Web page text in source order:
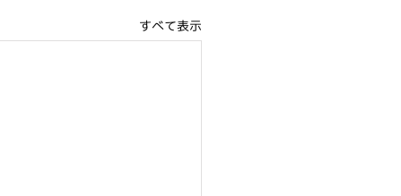
すべて表示